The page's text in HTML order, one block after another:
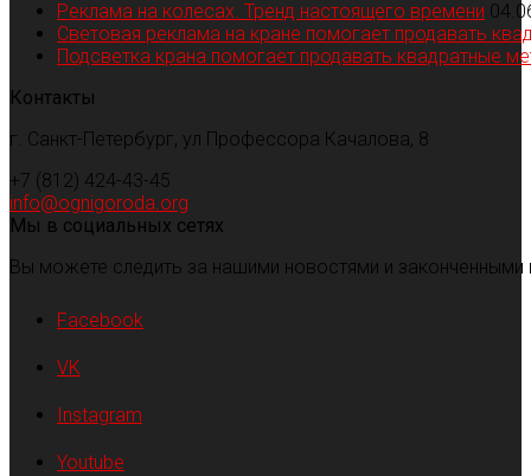
Реклама на колесах. Тренд настоящего времени
Световая реклама на кране помогает продавать
Подсветка крана помогает продавать квадратные
Контакты
г. Санкт-Петербург, ул Профессора Качалова, 8
+7 (812) 424-43-45
info@ognigoroda.org
Мы в социальных сетях
Вы можете следить за нашими новостями и
Facebook
VK
Instagram
Youtube